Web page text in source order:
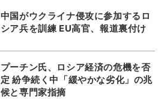
中国がウクライナ侵攻に参加するロ
シア兵を訓練 EU高官、報道裏付け
プーチン氏、ロシア経済の危機を否
定 紛争続く中「緩やかな劣化」の兆
候と専門家指摘